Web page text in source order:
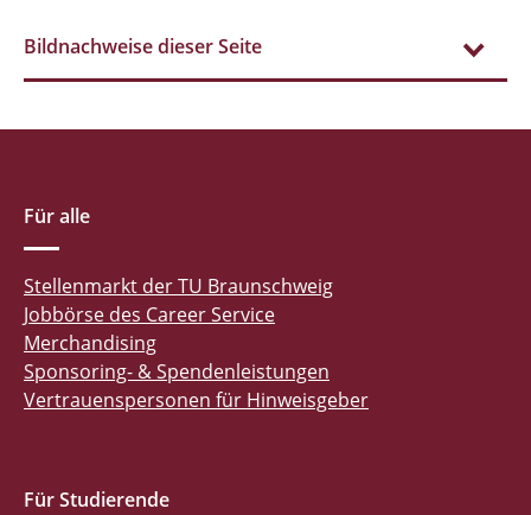
Bildnachweise dieser Seite
Für alle
Stellenmarkt der TU Braunschweig
Jobbörse des Career Service
Merchandising
Sponsoring- & Spendenleistungen
Vertrauenspersonen für Hinweisgeber
Für Studierende